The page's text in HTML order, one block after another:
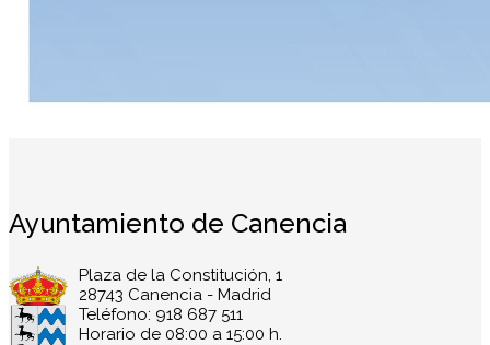
Ayuntamiento de Canencia
Plaza de la Constitución, 1
28743 Canencia - Madrid
Teléfono: 918 687 511
Horario de 08:00 a 15:00 h.